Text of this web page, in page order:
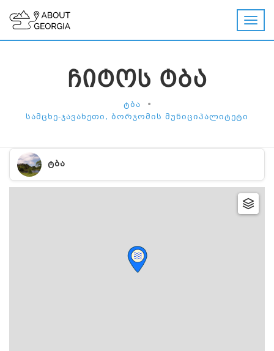
ᲩᲘᲢᲝᲡ ᲢᲑᲐ
ᲢᲑᲐ •
ᲡᲐᲛᲪᲮᲔ-ᲯᲐᲕᲐᲮᲔᲗᲘ, ᲑᲝᲠᲯᲝᲛᲘᲡ ᲛᲣᲜᲘᲪᲘᲞᲐᲚᲘᲢᲔᲢᲘ
ᲢᲑᲐ